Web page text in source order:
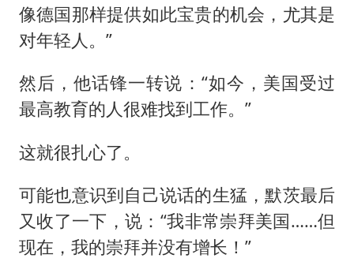
像德国那样提供如此宝贵的机会，尤其是
对年轻人。”
然后，他话锋一转说：“如今，美国受过
最高教育的人很难找到工作。”
这就很扎心了。
可能也意识到自己说话的生猛，默茨最后
又收了一下，说：“我非常崇拜美国……但
现在，我的崇拜并没有增长！”